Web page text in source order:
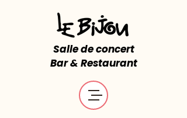
Salle de concert
Bar & Restaurant